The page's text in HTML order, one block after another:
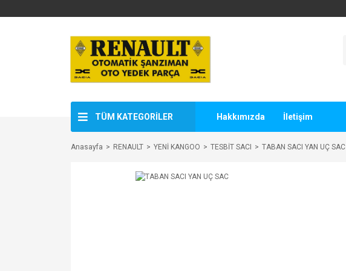
TÜM KATEGORİLER Hakkımızda İletişim
Anasayfa RENAULT YENİ KANGOO TESBİT SACI TABAN SACI YAN UÇ SAC